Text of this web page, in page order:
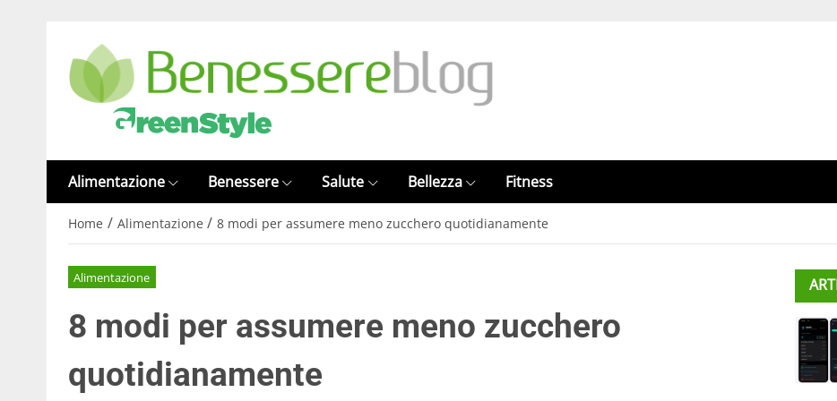
Alimentazione Benessere Salute Bellezza Fitness
Home / Alimentazione / 8 modi per assumere meno zucchero quotidianamente
Alimentazione
8 modi per assumere meno zucchero
quotidianamente